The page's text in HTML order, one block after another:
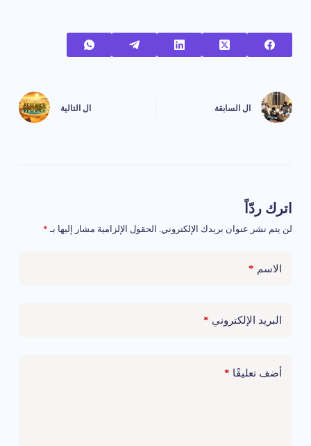
ال السابقة ال التالية
اترك ردّاً
لن يتم نشر عنوان بريدك الإلكتروني. الحقول الإلزامية مشار إليها بـ *
الاسم *
البريد الإلكتروني *
أضف تعليقًا *